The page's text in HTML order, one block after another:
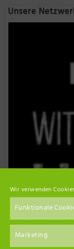
Wir verwenden
Funktionale
Marketing
Unsere